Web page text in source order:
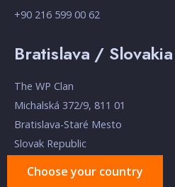
+90 216 599 00 62
Bratislava / Slovakia
The WP Clan
Michalská 372/9, 811 01
Bratislava-Staré Mesto
Slovak Republic
Choose your country